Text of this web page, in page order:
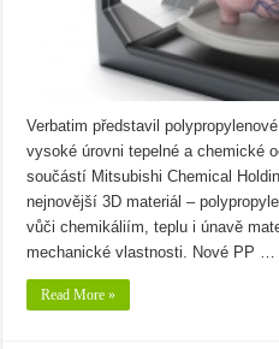
Verbatim představil
vysoké úrovni tepelné a chemické
součástí Mitsubishi Chemical
nejnovější 3D materiál –
vůči chemikáliím, teplu i únavě
mechanické vlastnosti. Nové PP …
Read More »